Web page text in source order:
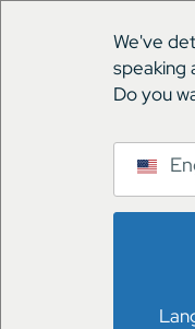
We've
speaking
Do you